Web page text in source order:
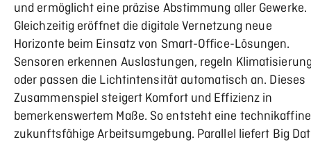
und ermöglicht eine präzise Abstimmung aller Gewerke.
Gleichzeitig eröffnet die digitale Vernetzung neue
Horizonte beim Einsatz von Smart-Office-Lösungen.
Sensoren erkennen Auslastungen, regeln
oder passen die Lichtintensität automatisch an. Dieses
Zusammenspiel steigert Komfort und Effizienz in
bemerkenswertem Maße. So entsteht eine
zukunftsfähige Arbeitsumgebung. Parallel liefert Big